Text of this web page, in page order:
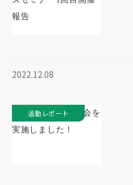
2022.12.08
活動レポート